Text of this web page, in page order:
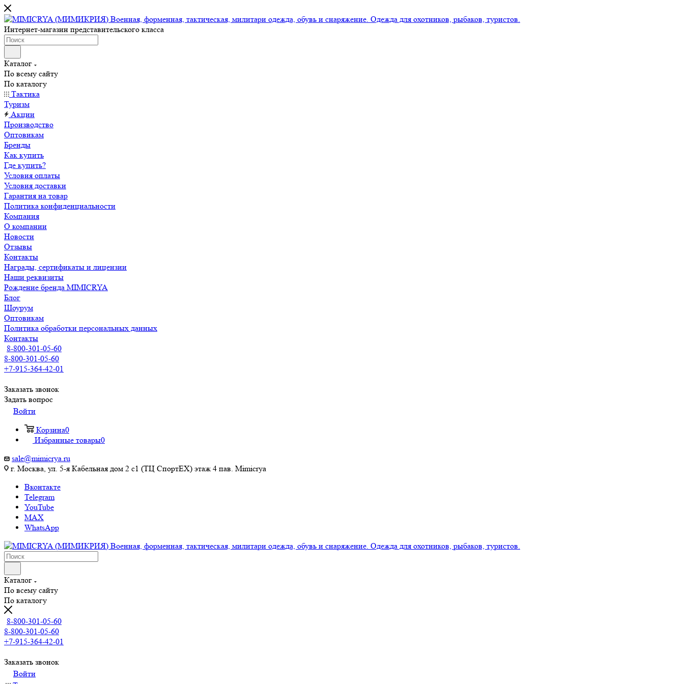
Интернет-магазин представительского класса
Каталог
По всему сайту
По каталогу
Тактика
Туризм
Акции
Производство
Оптовикам
Бренды
Как купить
Где купить?
Условия оплаты
Условия доставки
Гарантия на товар
Политика конфиденциальности
Компания
О компании
Новости
Отзывы
Контакты
Награды, сертификаты и лицензии
Наши реквизиты
Рождение бренда MIMICRYA
Блог
Шоурум
Оптовикам
Политика обработки персональных данных
Контакты
8-800-301-05-60
8-800-301-05-60
+7-915-364-42-01
Заказать звонок
Задать вопрос
Войти
Корзина0
Избранные товары0
sale@mimicrya.ru
г. Москва, ул. 5-я Кабельная дом 2 с1 (ТЦ СпортEX) этаж 4 пав. Mimicrya
Вконтакте
Telegram
YouTube
MAX
WhatsApp
Каталог
По всему сайту
По каталогу
8-800-301-05-60
8-800-301-05-60
+7-915-364-42-01
Заказать звонок
Войти